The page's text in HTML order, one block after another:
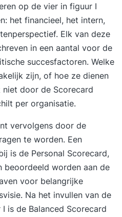
op de vier in figuur I
het financieel, het intern,
Elk van deze
in een aantal voor de
succesfactoren. Welke
zijn, of hoe ze dienen
door de Scorecard
per organisatie.
vervolgens door de
te worden. Een
is de Personal Scorecard,
beoordeeld worden aan de
voor belangrijke
Na het invullen van de
is de Balanced Scorecard